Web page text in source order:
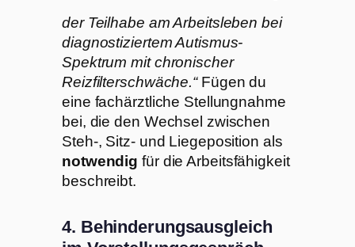
der Teilhabe am Arbeitsleben bei
diagnostiziertem Autismus-
Spektrum mit chronischer
Reizfilterschwäche.“Fügen du
eine fachärztliche Stellungnahme
bei, die den Wechsel zwischen
Steh-, Sitz- und Liegeposition als
notwendig für die Arbeitsfähigkeit
beschreibt.
4. Behinderungsausgleich